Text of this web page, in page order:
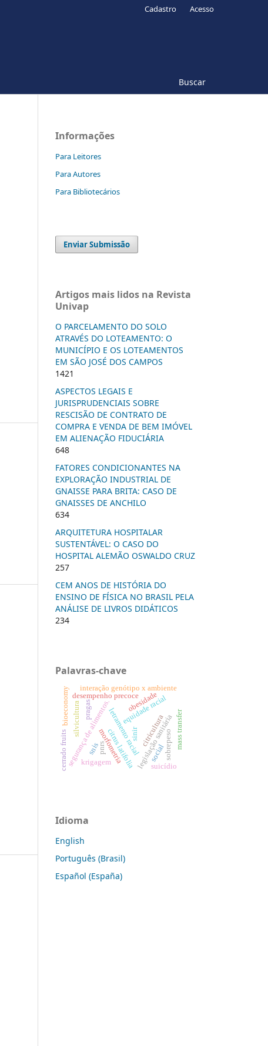
Buscar
Cadastro Acesso
Informações
Para Leitores
Para Autores
Para Bibliotecários
Enviar Submissão
Artigos mais lidos na Revista
Univap
O PARCELAMENTO DO SOLO
ATRAVÉS DO LOTEAMENTO: O
MUNICÍPIO E OS LOTEAMENTOS
EM SÃO JOSÉ DOS CAMPOS
1421
ASPECTOS LEGAIS E
JURISPRUDENCIAIS SOBRE
RESCISÃO DE CONTRATO DE
COMPRA E VENDA DE BEM IMÓVEL
EM ALIENAÇÃO FIDUCIÁRIA
648
FATORES CONDICIONANTES NA
EXPLORAÇÃO INDUSTRIAL DE
GNAISSE PARA BRITA: CASO DE
GNAISSES DE ANCHILO
634
ARQUITETURA HOSPITALAR
SUSTENTÁVEL: O CASO DO
HOSPITAL ALEMÃO OSWALDO CRUZ
257
CEM ANOS DE HISTÓRIA DO
ENSINO DE FÍSICA NO BRASIL PELA
ANÁLISE DE LIVROS DIDÁTICOS
234
Palavras-chave
equidade racial
letramento racial
segurança de alimentos. legislação sanitária
citrus latifolia citricultura
desempenho precoce
interação genótipo x ambiente
pragas
morfometria
silvicultura
sobrepeso
obesidade
krigagem
bioeconomy
cerrado fruits
mass transfer
pnrs
snis
sinir
social
suicídio
Idioma
English
Português (Brasil)
Español (España)